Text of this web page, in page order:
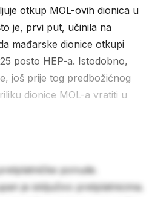
otkup MOL-ovih dionica u
je, prvi put, učinila na
mađarske dionice otkupi
posto HEP-a. Istodobno,
još prije tog predbožićnog
dionice MOL-a vratiti u
ponude.
je isključivo pretplatnicima.